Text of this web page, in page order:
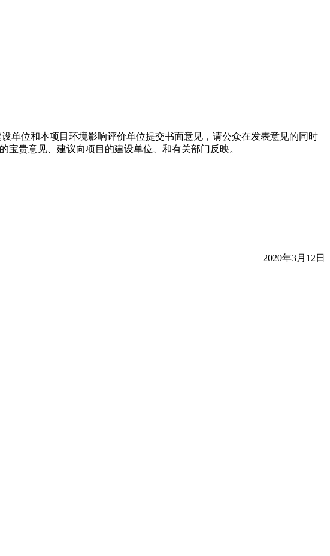
位和本项目环境影响评价单位提交书面意见，请公众在发表意见的同时
贵意见、建议向项目的建设单位、和有关部门反映。
2020年3月12日